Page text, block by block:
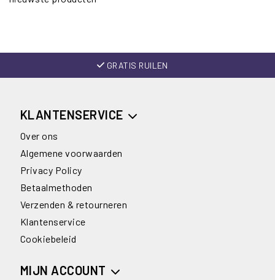
GRATIS RUILEN
KLANTENSERVICE
Over ons
Algemene voorwaarden
Privacy Policy
Betaalmethoden
Verzenden & retourneren
Klantenservice
Cookiebeleid
MIJN ACCOUNT